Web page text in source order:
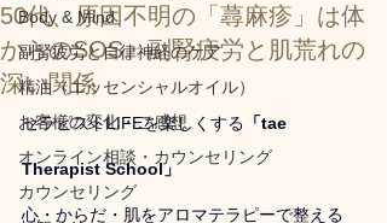
Body & Mind
副腎疲労と自律神経のケア
精油（エッセンシャルオイル）
お客様の変化・ご感想
オンライン相談・カウンセリング
カウンセリング
50代、原因不明の「蕁麻疹」は体
からのSOS。副腎疲労と肌荒れの
深い関係
セラピストLIFEを楽しくする 「tae
Therapist School」
心・からだ・肌をアロマテラピーで整える